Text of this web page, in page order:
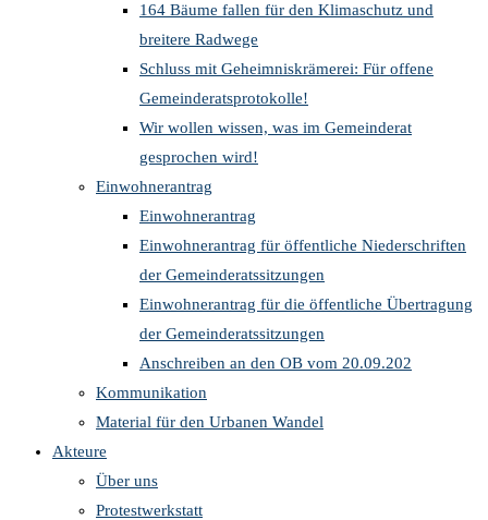
164 Bäume fallen für den Klimaschutz und
breitere Radwege
Schluss mit Geheimniskrämerei: Für offene
Gemeinderatsprotokolle!
Wir wollen wissen, was im Gemeinderat
gesprochen wird!
Einwohnerantrag
Einwohnerantrag
Einwohnerantrag für öffentliche Niederschriften
der Gemeinderatssitzungen
Einwohnerantrag für die öffentliche Übertragung
der Gemeinderatssitzungen
Anschreiben an den OB vom 20.09.202
Kommunikation
Material für den Urbanen Wandel
Akteure
Über uns
Protestwerkstatt